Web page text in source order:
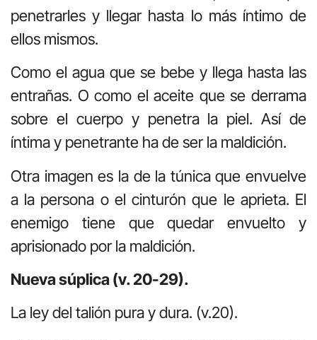
penetrarles y llegar hasta lo más íntimo de
ellos mismos.
Como el agua que se bebe y llega hasta las
entrañas. O como el aceite que se derrama
sobre el cuerpo y penetra la piel. Así de
íntima y penetrante ha de ser la maldición.
Otra imagen es la de la túnica que envuelve
a la persona o el cinturón que le aprieta. El
enemigo tiene que quedar envuelto y
aprisionado por la maldición.
Nueva súplica (v. 20-29).
La ley del talión pura y dura. (v.20).